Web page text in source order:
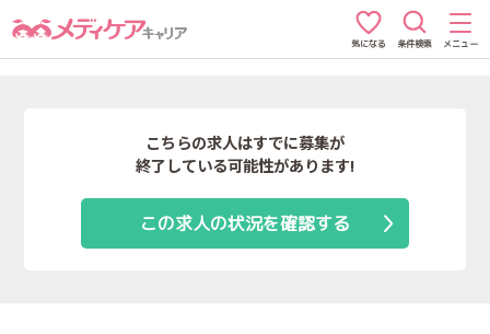
気になる 条件検索 メニュー
こちらの求人はすでに募集が
終了している可能性があります!
この求人の状況を確認する